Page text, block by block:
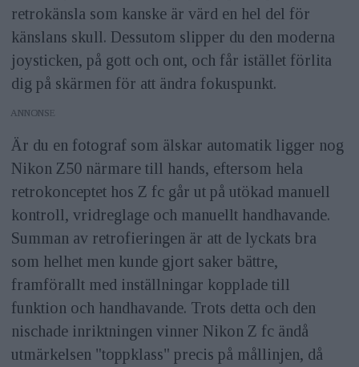
retrokänsla som kanske är värd en hel del för
känslans skull. Dessutom slipper du den moderna
joysticken, på gott och ont, och får istället förlita
dig på skärmen för att ändra fokuspunkt.
ANNONS
Är du en fotograf som älskar automatik ligger nog
Nikon Z50 närmare till hands, eftersom hela
retrokonceptet hos Z fc går ut på utökad manuell
kontroll, vridreglage och manuellt handhavande.
Summan av retrofieringen är att de lyckats bra
som helhet men kunde gjort saker bättre,
framförallt med inställningar kopplade till
funktion och handhavande. Trots detta och den
nischade inriktningen vinner Nikon Z fc ändå
utmärkelsen "toppklass" precis på mållinjen, då